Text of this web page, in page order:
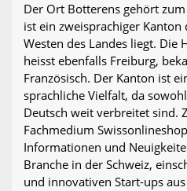
Der Ort Botterens gehört
ist ein zweisprachiger Kanton
Westen des Landes liegt. Die
heisst ebenfalls Freiburg,
Französisch. Der Kanton ist
sprachliche Vielfalt, da
Deutsch weit verbreitet sind.
Fachmedium
Informationen und
Branche in der Schweiz,
und innovativen Start-ups